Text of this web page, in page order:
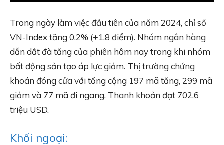
Trong ngày làm việc đầu tiên của năm 2024, chỉ số
VN-Index tăng 0,2% (+1,8 điểm). Nhóm ngân hàng
dẫn dắt đà tăng của phiên hôm nay trong khi nhóm
bất động sản tạo áp lực giảm. Thị trường chứng
khoán đóng cửa với tổng cộng 197 mã tăng, 299 mã
giảm và 77 mã đi ngang. Thanh khoản đạt 702,6
triệu USD.
Khối ngoại: